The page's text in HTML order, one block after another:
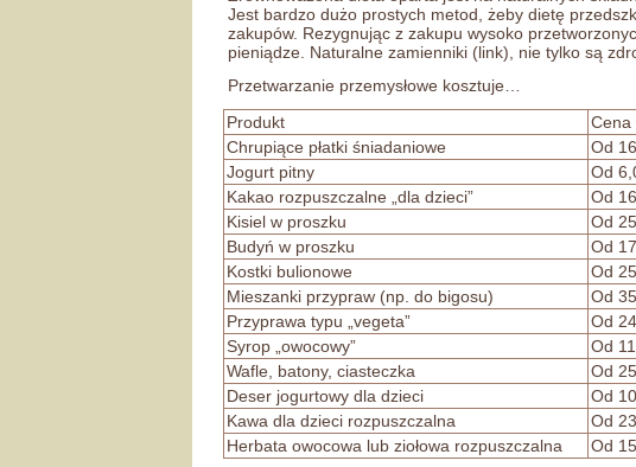
Jest bardzo dużo prostych metod, żeby dietę
zakupów. Rezygnując z zakupu wysoko
pieniądze. Naturalne zamienniki (link), nie tylko są
Przetwarzanie przemysłowe kosztuje…
Produkt
Cena
Chrupiące płatki śniadaniowe
Od
Jogurt pitny
Od
Kakao rozpuszczalne „dla dzieci”
Od
Kisiel w proszku
Od
Budyń w proszku
Od
Kostki bulionowe
Od
Mieszanki przypraw (np. do bigosu)
Od
Przyprawa typu „vegeta”
Od
Syrop „owocowy”
Od
Wafle, batony, ciasteczka
Od
Deser jogurtowy dla dzieci
Od
Kawa dla dzieci rozpuszczalna
Od
Herbata owocowa lub ziołowa rozpuszczalna
Od